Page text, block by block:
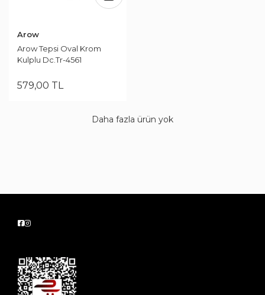
Arow
Arow Tepsi Oval Krom
Kulplu Dc.Tr-4561
579,00 TL
Daha fazla ürün yok